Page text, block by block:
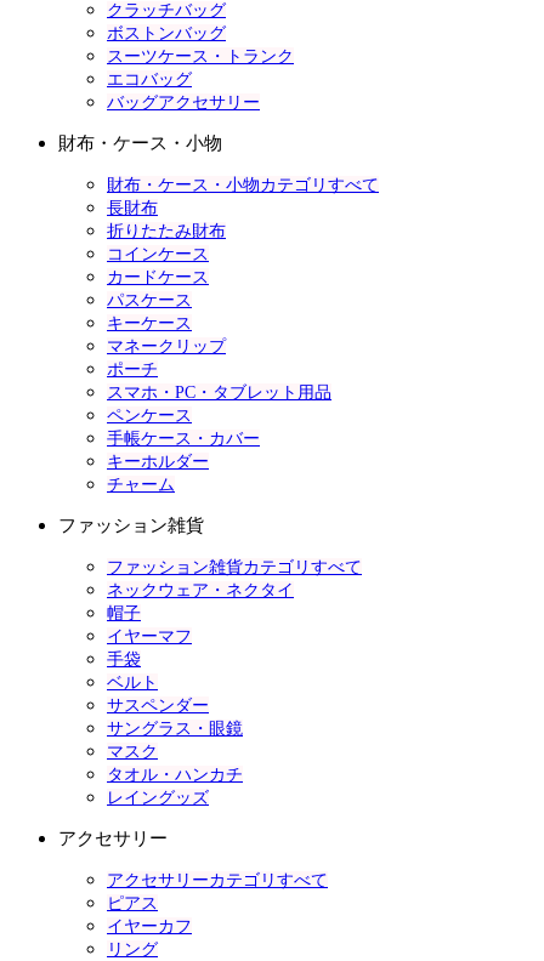
クラッチバッグ
ボストンバッグ
スーツケース・トランク
エコバッグ
バッグアクセサリー
財布・ケース・小物
財布・ケース・小物カテゴリすべて
長財布
折りたたみ財布
コインケース
カードケース
パスケース
キーケース
マネークリップ
ポーチ
スマホ・PC・タブレット用品
ペンケース
手帳ケース・カバー
キーホルダー
チャーム
ファッション雑貨
ファッション雑貨カテゴリすべて
ネックウェア・ネクタイ
帽子
イヤーマフ
手袋
ベルト
サスペンダー
サングラス・眼鏡
マスク
タオル・ハンカチ
レイングッズ
アクセサリー
アクセサリーカテゴリすべて
ピアス
イヤーカフ
リング